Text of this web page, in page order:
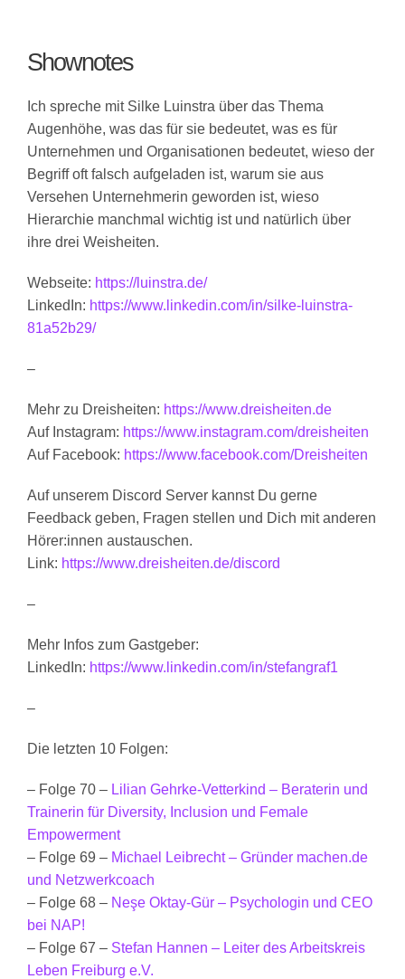
Shownotes
Ich spreche mit Silke Luinstra über das Thema
Augenhöhe, was das für sie bedeutet, was es für
Unternehmen und Organisationen bedeutet, wieso der
Begriff oft falsch aufgeladen ist, warum sie aus
Versehen Unternehmerin geworden ist, wieso
Hierarchie manchmal wichtig ist und natürlich über
ihre drei Weisheiten.
Webseite: https://luinstra.de/
LinkedIn: https://www.linkedin.com/in/silke-luinstra-
81a52b29/
–
Mehr zu Dreisheiten: https://www.dreisheiten.de
Auf Instagram: https://www.instagram.com/dreisheiten
Auf Facebook: https://www.facebook.com/Dreisheiten
Auf unserem Discord Server kannst Du gerne
Feedback geben, Fragen stellen und Dich mit anderen
Hörer:innen austauschen.
Link: https://www.dreisheiten.de/discord
–
Mehr Infos zum Gastgeber:
LinkedIn: https://www.linkedin.com/in/stefangraf1
–
Die letzten 10 Folgen:
– Folge 70 – Lilian Gehrke-Vetterkind – Beraterin und
Trainerin für Diversity, Inclusion und Female
Empowerment
– Folge 69 – Michael Leibrecht – Gründer machen.de
und Netzwerkcoach
– Folge 68 – Neşe Oktay-Gür – Psychologin und CEO
bei NAP!
– Folge 67 – Stefan Hannen – Leiter des Arbeitskreis
Leben Freiburg e.V.